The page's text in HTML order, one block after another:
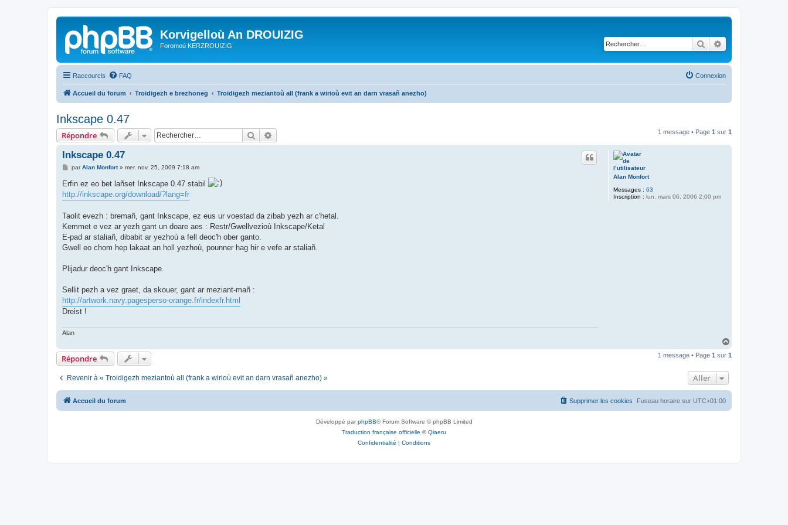
Korvigelloù An DROUIZIG
Foromoù KERZROUIZIG Rechercher
Raccourcis FAQ Connexion
Accueil du forum Troidigezh e brezhoneg Troidigezh meziantoù all (frank a wirioù evit an darn vrasañ anezho)
Inkscape 0.47
Répondre Rechercher 1 message • Page 1 sur 1
Alan Monfort
Messages : 63
Inscription : lun. mars 06, 2006 2:00 pm
Inkscape 0.47
M
s
s
a
g
parAlan Monfort» mer. nov. 25, 2009 7:18 am
Erfin ez eo bet lañset Inkscape 0.47 stabil
http://inkscape.org/download/?lang=fr
Taolit evezh : bremañ, gant Inkscape, ez eus ur voestad da zibab yezh ar c'hetal.
Kemmet e vez ar yezh gant un doare aes : Restr/Gwellvezioù Inkscape/Ketal
E-pad ar staliañ, dibabit ar yezhoù a fell deoc'h ober ganto.
Gwell eo chom hep lakaat an holl yezhoù, pounner hag hir e vefe ar staliañ.
Plijadur deoc'h gant Inkscape.
Sellit pezh a vez graet, da skouer, gant ar meziant-mañ :
http://artwork.navy.pagesperso-orange.fr/indexfr.html
Dreist !
Alan
u
Répondre 1 message • Page 1 sur 1
Revenir à « Troidigezh meziantoù all (frank a wirioù evit an darn vrasañ anezho) » Aller
Accueil du forum Fuseau horaire sur UTC+01:00
Supprimer les cookies
Développé parphpBB® Forum Software © phpBB Limited
Traduction française officielle ©Qiaeru
Confidentialité | Conditions